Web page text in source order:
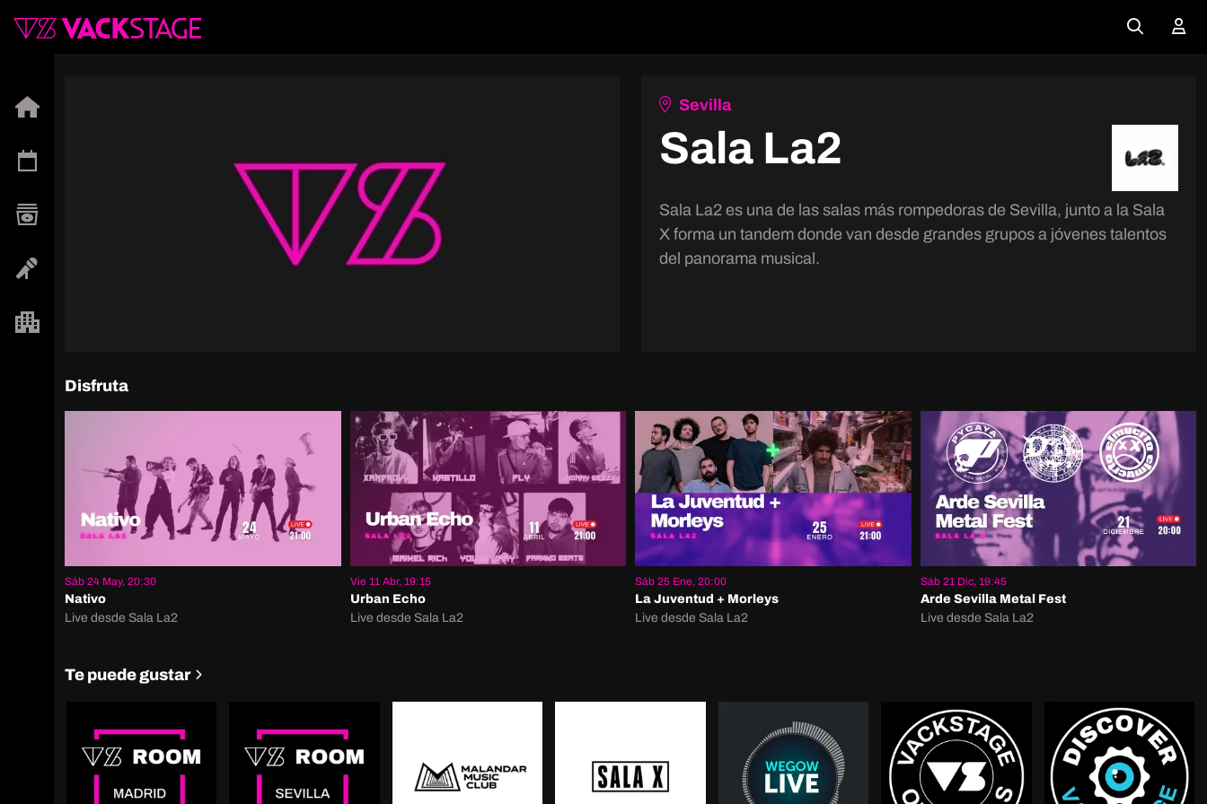
Sevilla
Sala La2
Sala La2 es una de las salas más rompedoras de Sevilla, junto a la Sala
X forma un tandem donde van desde grandes grupos a jóvenes talentos
del panorama musical.
Disfruta
Sáb 24 May, 20:30
Nativo
Live desde Sala La2
Vie 11 Abr, 19:15
Urban Echo
Live desde Sala La2
Sáb 25 Ene, 20:00
La Juventud + Morleys
Live desde Sala La2
Sáb 21 Dic, 19:45
Arde Sevilla Metal Fest
Live desde Sala La2
Te puede gustar